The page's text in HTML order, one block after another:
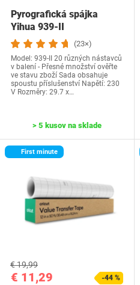
Pyrografická spájka
Yihua 939-II
(23×)
Model: 939-II 20 různých nástavců
v balení - Přesné množství ověřte
ve stavu zboží Sada obsahuje
spoustu příslušenství Napětí: 230
V Rozměry: 29.7 x…
> 5 kusov na sklade
First minute
€ 11,29
€ 19,99
-44 %